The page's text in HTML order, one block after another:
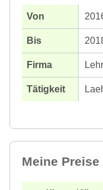
Meine Preise